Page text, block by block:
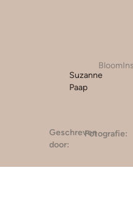
Geschreven
door:
Suzanne
Paap
Fotografie: